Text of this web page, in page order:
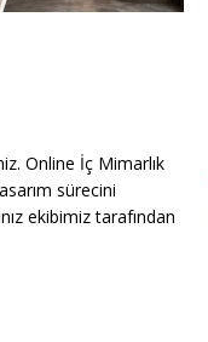
Online İç Mimarlık
sürecini
ekibimiz tarafından